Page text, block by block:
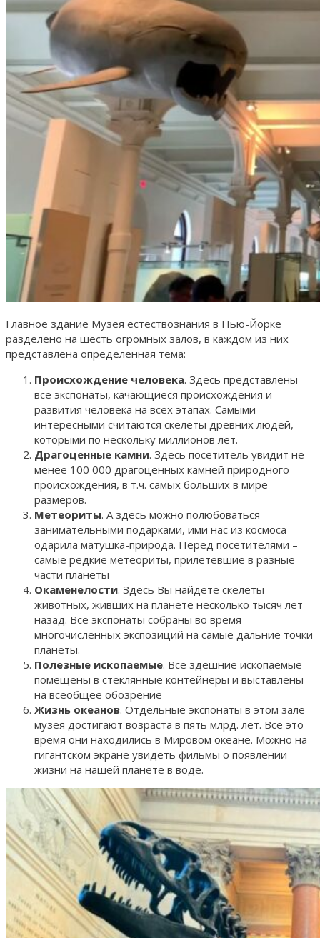
Главное здание Музея естествознания в Нью-Йорке
разделено на шесть огромных залов, в каждом из них
представлена определенная тема:
Происхождение человека. Здесь представлены
все экспонаты, качающиеся происхождения и
развития человека на всех этапах. Самыми
интересными считаются скелеты древних людей,
которыми по нескольку миллионов лет.
Драгоценные камни. Здесь посетитель увидит не
менее 100 000 драгоценных камней природного
происхождения, в т.ч. самых больших в мире
размеров.
Метеориты. А здесь можно полюбоваться
занимательными подарками, ими нас из космоса
одарила матушка-природа. Перед посетителями –
самые редкие метеориты, прилетевшие в разные
части планеты
Окаменелости. Здесь Вы найдете скелеты
животных, живших на планете несколько тысяч лет
назад. Все экспонаты собраны во время
многочисленных экспозиций на самые дальние точки
планеты.
Полезные ископаемые. Все здешние ископаемые
помещены в стеклянные контейнеры и выставлены
на всеобщее обозрение
Жизнь океанов. Отдельные экспонаты в этом зале
музея достигают возраста в пять млрд. лет. Все это
время они находились в Мировом океане. Можно на
гигантском экране увидеть фильмы о появлении
жизни на нашей планете в воде.